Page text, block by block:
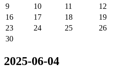
9
10 11 12
16
17 18 19
23
24 25 26
30
2025-06-04